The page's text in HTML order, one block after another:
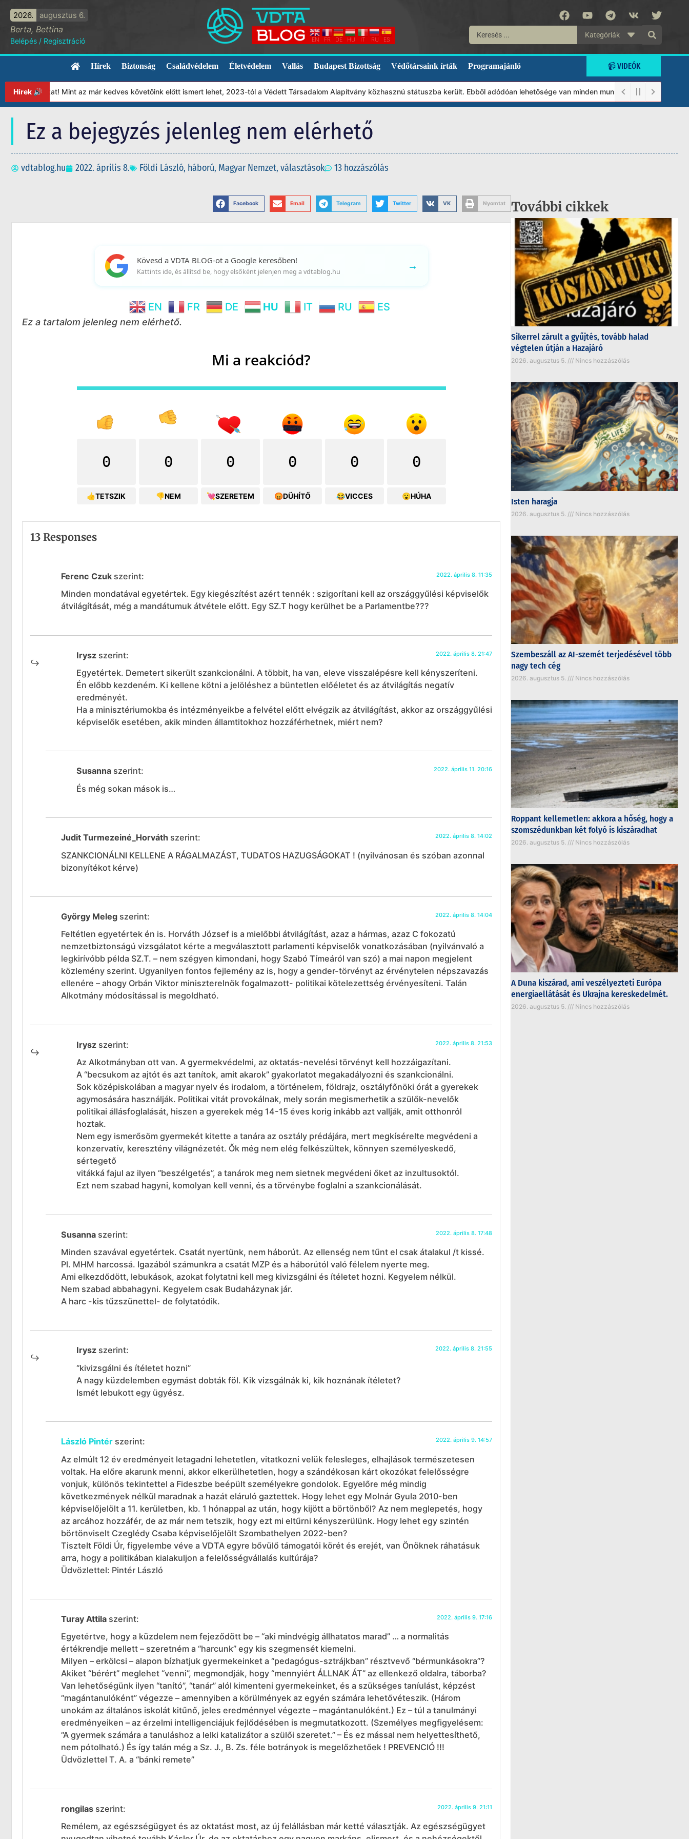
2026. augusztus 6.
Berta, Bettina
Belépés / Regisztráció EN FR DE HU IT RU ES
Kategóriák
Hírek Biztonság Családvédelem Életvédelem Vallás Budapest Bizottság Védőtársaink írták Programajánló 📹 VIDEÓK
Hírek 🔊Mint az már kedves követőink előtt ismert lehet, 2023-tól a Védett Társadalom Alapítvány közhasznú státuszba került. Ebből adódóan lehetősége van minden munkánkat segíteni kívánó
Ez a bejegyzés jelenleg nem elérhető
vdtablog.hu 2022. április 8. Földi László, háború, Magyar Nemzet, választások 13 hozzászólás
Facebook Email Telegram Twitter VK Nyomtat
Kövesd a VDTA BLOG-ot a Google keresőben!
Kattints ide, és állítsd be, hogy elsőként jelenjen meg a vdtablog.hu →
EN FR DE HU IT RU ES
Ez a tartalom jelenleg nem elérhető.
Mi a reakciód?
0
👍TETSZIK
0
👎NEM
0
💘SZERETEM
0
😡DÜHÍTŐ
0
😂VICCES
0
😮HÚHA
13 Responses
Ferenc Czuk szerint: 2022. április 8. 11:35
Minden mondatával egyetértek. Egy kiegészítést azért tennék : szigorítani kell az országgyűlési képviselők
átvilágítását, még a mandátumuk átvétele előtt. Egy SZ.T hogy kerülhet be a Parlamentbe???
Irysz szerint: 2022. április 8. 21:47
Egyetértek. Demetert sikerült szankcionálni. A többit, ha van, eleve visszalépésre kell kényszeríteni.
Én előbb kezdeném. Ki kellene kötni a jelöléshez a büntetlen előéletet és az átvilágítás negatív
eredményét.
Ha a minisztériumokba és intézményeikbe a felvétel előtt elvégzik az átvilágítást, akkor az országgyűlési
képviselők esetében, akik minden államtitokhoz hozzáférhetnek, miért nem?
Susanna szerint: 2022. április 11. 20:16
És még sokan mások is…
Judit Turmezeiné_Horváth szerint: 2022. április 8. 14:02
SZANKCIONÁLNI KELLENE A RÁGALMAZÁST, TUDATOS HAZUGSÁGOKAT ! (nyilvánosan és szóban azonnal
bizonyítékot kérve)
György Meleg szerint: 2022. április 8. 14:04
Feltétlen egyetértek én is. Horváth József is a mielőbbi átvilágítást, azaz a hármas, azaz C fokozatú
nemzetbiztonságú vizsgálatot kérte a megválasztott parlamenti képviselők vonatkozásában (nyilvánvaló a
legkirívóbb példa SZ.T. – nem szégyen kimondani, hogy Szabó Tímeáról van szó) a mai napon megjelent
közlemény szerint. Ugyanilyen fontos fejlemény az is, hogy a gender-törvényt az érvénytelen népszavazás
ellenére – ahogy Orbán Viktor miniszterelnök fogalmazott- politikai kötelezettség érvényesíteni. Talán
Alkotmány módosítással is megoldható.
Irysz szerint: 2022. április 8. 21:53
Az Alkotmányban ott van. A gyermekvédelmi, az oktatás-nevelési törvényt kell hozzáigazítani.
A “becsukom az ajtót és azt tanítok, amit akarok” gyakorlatot megakadályozni és szankcionálni.
Sok középiskolában a magyar nyelv és irodalom, a történelem, földrajz, osztályfőnöki órát a gyerekek
agymosására használják. Politikai vitát provokálnak, mely során megismerhetik a szülők-nevelők
politikai állásfoglalását, hiszen a gyerekek még 14-15 éves korig inkább azt vallják, amit otthonról
hoztak.
Nem egy ismerősöm gyermekét kitette a tanára az osztály prédájára, mert megkísérelte megvédeni a
konzervatív, keresztény világnézetét. Ők még nem elég felkészültek, könnyen személyeskedő,
sértegető
vitákká fajul az ilyen “beszélgetés”, a tanárok meg nem sietnek megvédeni őket az inzultusoktól.
Ezt nem szabad hagyni, komolyan kell venni, és a törvénybe foglalni a szankcionálását.
Susanna szerint: 2022. április 8. 17:48
Minden szavával egyetértek. Csatát nyertünk, nem háborút. Az ellenség nem tűnt el csak átalakul /t kissé.
Pl. MHM harcossá. Igazából számunkra a csatát MZP és a háborútól való félelem nyerte meg.
Ami elkezdődött, lebukások, azokat folytatni kell meg kivizsgálni és ítéletet hozni. Kegyelem nélkül.
Nem szabad abbahagyni. Kegyelem csak Budaházynak jár.
A harc -kis tűzszünettel- de folytatódik.
Irysz szerint: 2022. április 8. 21:55
“kivizsgálni és ítéletet hozni”
A nagy küzdelemben egymást dobták föl. Kik vizsgálnák ki, kik hoznának ítéletet?
Ismét lebukott egy ügyész.
László Pintér szerint: 2022. április 9. 14:57
Az elmúlt 12 év eredményeit letagadni lehetetlen, vitatkozni velük felesleges, elhajlások természetesen
voltak. Ha előre akarunk menni, akkor elkerülhetetlen, hogy a szándékosan kárt okozókat felelősségre
vonjuk, különös tekintettel a Fideszbe beépült személyekre gondolok. Egyelőre még mindig
következmények nélkül maradnak a hazát eláruló gaztettek. Hogy lehet egy Molnár Gyula 2010-ben
képviselőjelölt a 11. kerületben, kb. 1 hónappal az után, hogy kijött a börtönből? Az nem meglepetés, hogy
az arcához hozzáfér, de az már nem tetszik, hogy ezt mi eltűrni kényszerülünk. Hogy lehet egy szintén
börtönviselt Czeglédy Csaba képviselőjelölt Szombathelyen 2022-ben?
Tisztelt Földi Úr, figyelembe véve a VDTA egyre bővülő támogatói körét és erejét, van Önöknek ráhatásuk
arra, hogy a politikában kialakuljon a felelősségvállalás kultúrája?
Üdvözlettel: Pintér László
Turay Attila szerint: 2022. április 9. 17:16
Egyetértve, hogy a küzdelem nem fejeződött be – “aki mindvégig állhatatos marad” … a normalitás
értékrendje mellett – szeretném a “harcunk” egy kis szegmensét kiemelni.
Milyen – erkölcsi – alapon bízhatjuk gyermekeinket a “pedagógus-sztrájkban” résztvevő “bérmunkásokra”?
Akiket “bérért” meglehet “venni”, megmondják, hogy “mennyiért ÁLLNAK ÁT” az ellenkező oldalra, táborba?
Van lehetőségünk ilyen “tanító”, “tanár” alól kimenteni gyermekeinket, és a szükséges taníulást, képzést
“magántanulóként” végezze – amennyiben a körülmények az egyén számára lehetővéteszik. (Három
unokám az általános iskolát kitűnő, jeles eredménnyel végezte – magántanulóként.) Ez – túl a tanulmányi
eredményeiken – az érzelmi intelligenciájuk fejlődésében is megmutatkozott. (Személyes megfigyelésem:
“A gyermek számára a tanuláshoz a lelki katalizátor a szülői szeretet.” – És ez mással nem helyettesíthető,
nem pótolható.) És így talán még a Sz. J., B. Zs. féle botrányok is megelőzhetőek ! PREVENCIÓ !!!
Üdvözlettel T. A. a “bánki remete”
rongilas szerint: 2022. április 9. 21:11
Remélem, az egészségügyet és az oktatást most, az új felállásban már ketté választják. Az egészségügyet
További cikkek
Sikerrel zárult a gyűjtés, tovább halad
végtelen útján a Hazajáró
2026. augusztus 5. Nincs hozzászólás
Isten haragja
2026. augusztus 5. Nincs hozzászólás
Szembeszáll az AI-szemét terjedésével több
nagy tech cég
2026. augusztus 5. Nincs hozzászólás
Roppant kellemetlen: akkora a hőség, hogy a
szomszédunkban két folyó is kiszáradhat
2026. augusztus 5. Nincs hozzászólás
A Duna kiszárad, ami veszélyezteti Európa
energiaellátását és Ukrajna kereskedelmét.
2026. augusztus 5. Nincs hozzászólás